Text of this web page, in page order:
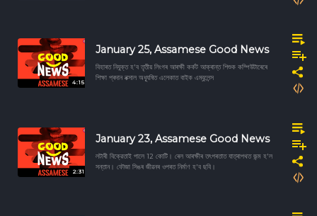
4:15
January 25, Assamese Good News
বিহাৰত নিযুক্ত হ'ব তৃতীয় লিংগৰ আৰক্ষী কৰ্কট আক্ৰান্ত শিশুক কম্পিউটাৰেৰে
শিক্ষা প্ৰদান নক্সাল অধ্যূষিত এলেকাত বাইক এম্বুলেন্স
2:31
January 23, Assamese Good News
লটাৰী বিক্রেতাই পালে 12 কোটি। ৰেল আৰক্ষীৰ তৎপৰতাত যাত্ৰাপথত জন্ম হ'ল
সন্তান। ফৌজা সিঙৰ জীৱনৰ ওপৰত নিৰ্মাণ হ'ব ছবি।